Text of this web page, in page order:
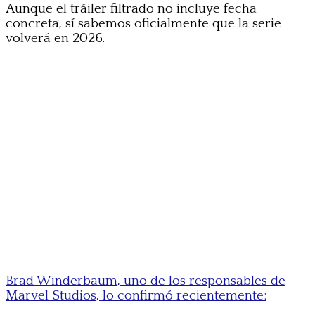
Aunque el tráiler filtrado no incluye fecha
concreta, sí sabemos oficialmente que la serie
volverá en 2026.
Brad Winderbaum, uno de los responsables de
Marvel Studios, lo confirmó recientemente: